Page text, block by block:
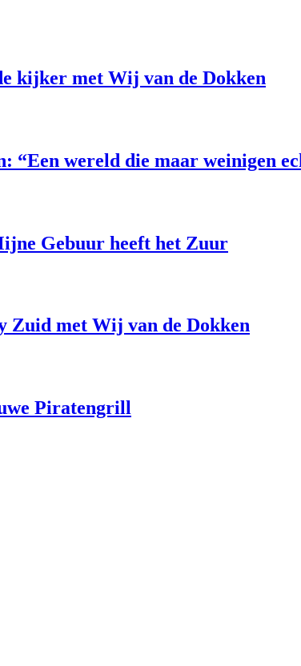
kijker met Wij van de Dokken
“Een wereld die maar weinigen
Gebuur heeft het Zuur
Zuid met Wij van de Dokken
Piratengrill